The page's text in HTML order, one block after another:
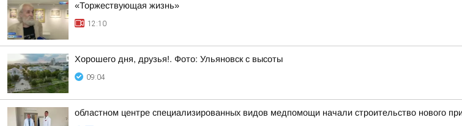
«Торжествующая жизнь»
12:10
Хорошего дня, друзья!. Фото: Ульяновск с высоты
09:04
областном центре специализированных видов медпомощи начали строительство нового